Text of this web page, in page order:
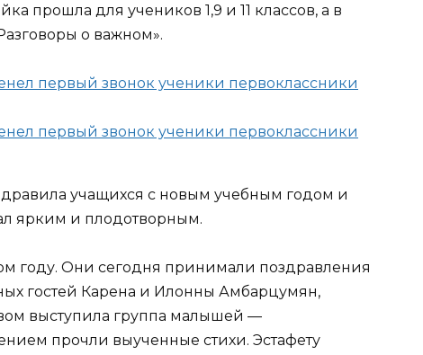
прошла для учеников 1,9 и 11 классов, а в
о важном».
учащихся с новым учебным годом и
ярким и плодотворным.
году. Они сегодня принимали поздравления
гостей Карена и Илонны Амбарцумян,
выступила группа малышей —
прочли выученные стихи. Эстафету